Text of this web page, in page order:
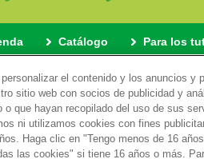
Catálogo Para los
Política de privacidad
© EPOCH
el contenido y los anuncios y
sitio web con socios de publicidad y
que hayan recopilado del uso de sus
ni utilizamos cookies con fines
Haga clic en "Tengo menos de 16
las cookies" si tiene 16 años o más.